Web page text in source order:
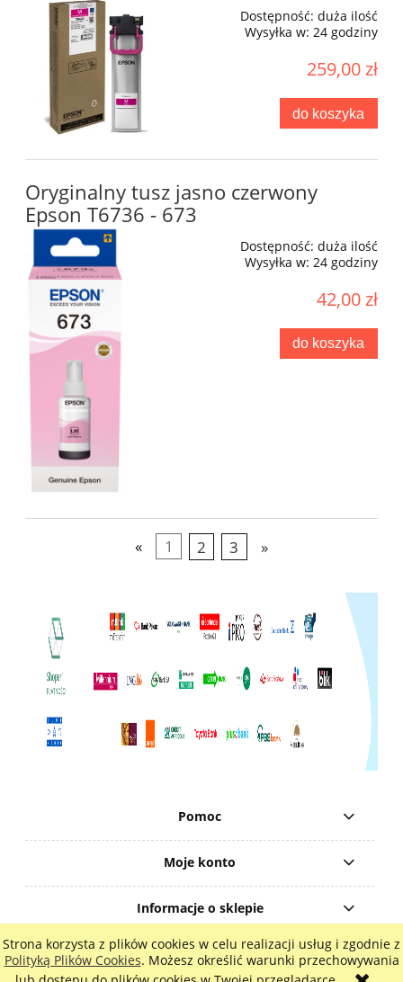
Strona korzysta z plików cookies w celu realizacji usług i zgodnie z
Polityką Plików Cookies. Możesz określić warunki przechowywania
Dostępność: duża ilość
Wysyłka w: 24 godziny
259,00 zł
do koszyka
Oryginalny tusz jasno czerwony
Epson T6736 - 673
Dostępność: duża ilość
Wysyłka w: 24 godziny
42,00 zł
do koszyka
« 1 2 3 »
Pomoc
Moje konto
Informacje o sklepie
pokaż pełną wersję strony